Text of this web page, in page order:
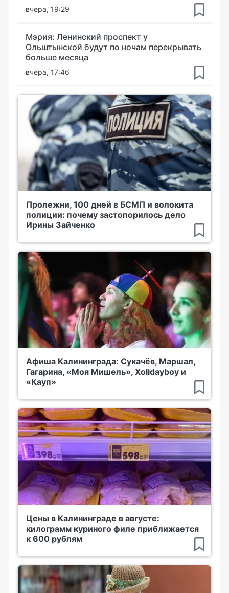
вчера, 19:29
Мэрия: Ленинский проспект у
Ольштынской будут по ночам перекрывать
больше месяца
вчера, 17:46
Пролежни, 100 дней в БСМП и волокита
полиции: почему застопорилось дело
Ирины Зайченко
Афиша Калининграда: Сукачёв, Маршал,
Гагарина, «Моя Мишель», Xolidayboy и
«Кауп»
Цены в Калининграде в августе:
килограмм куриного филе приближается
к 600 рублям